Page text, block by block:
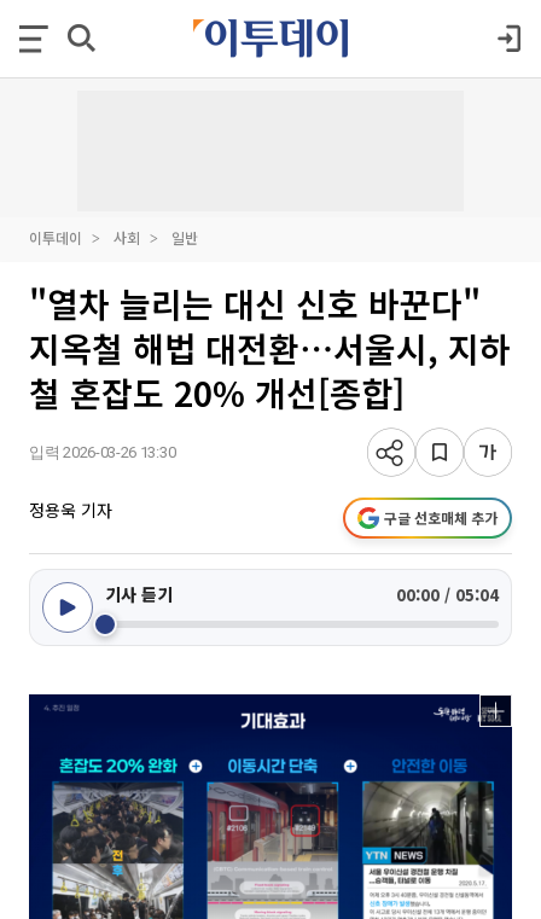
이투데이 사회 일반
"열차 늘리는 대신 신호 바꾼다"
지옥철 해법 대전환⋯서울시, 지하
철 혼잡도 20% 개선[종합]
입력 2026-03-26 13:30
정용욱 기자 구글 선호매체 추가
기사 듣기 00:00 / 05:04